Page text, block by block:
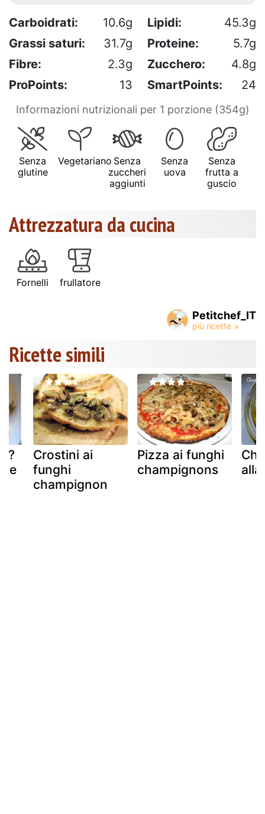
Carboidrati: 10.6g Lipidi:
45.3g
Grassi saturi:
31.7g Proteine:
5.7g
Fibre:
2.3g Zucchero:
4.8g
ProPoints:
13 SmartPoints: 24
Informazioni nutrizionali per 1 porzione (354g)
Senza
glutine
Vegetariano Senza
zuccheri
aggiunti
Senza
uova
Senza
frutta a
guscio
Attrezzatura da cucina
Fornelli frullatore
Petitchef_IT
Ricette simili
?
e
Crostini ai
funghi
champignon
Pizza ai funghi
champignons